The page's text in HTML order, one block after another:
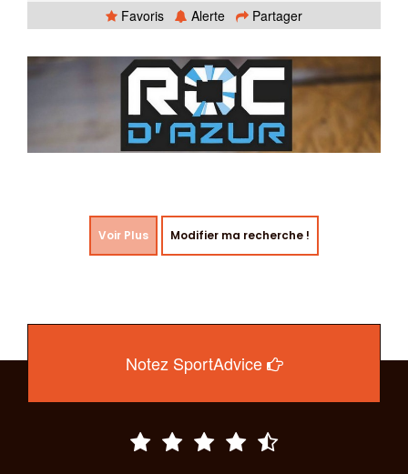
Favoris
Alerte Partager
Voir Plus Modifier ma recherche !
Notez SportAdvice